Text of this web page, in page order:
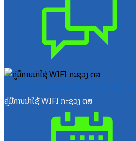
ຄູ່ມືການນຳໃຊ້ WIFI ກະຊວງ ຕສ